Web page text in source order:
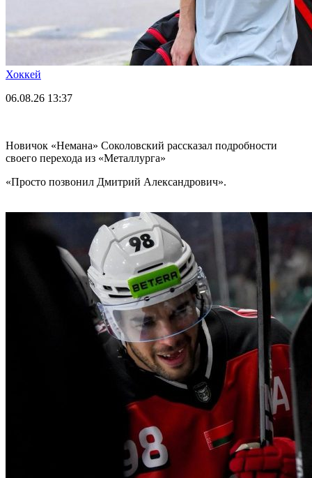
Хоккей
06.08.26 13:37
Новичок «Немана» Соколовский рассказал подробности
своего перехода из «Металлурга»
«Просто позвонил Дмитрий Александрович».